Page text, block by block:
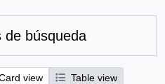
de búsqueda
view
Table view